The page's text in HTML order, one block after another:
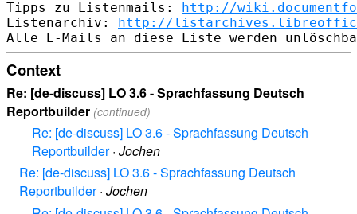
Tipps zu Listenmails: http://
Listenarchiv: http://
Context
Re: [de-discuss] LO 3.6 - Sprachfassung Deutsch
Reportbuilder (continued)
Re: [de-discuss] LO 3.6 - Sprachfassung Deutsch
Reportbuilder· Jochen
Re: [de-discuss] LO 3.6 - Sprachfassung Deutsch
Reportbuilder· Jochen